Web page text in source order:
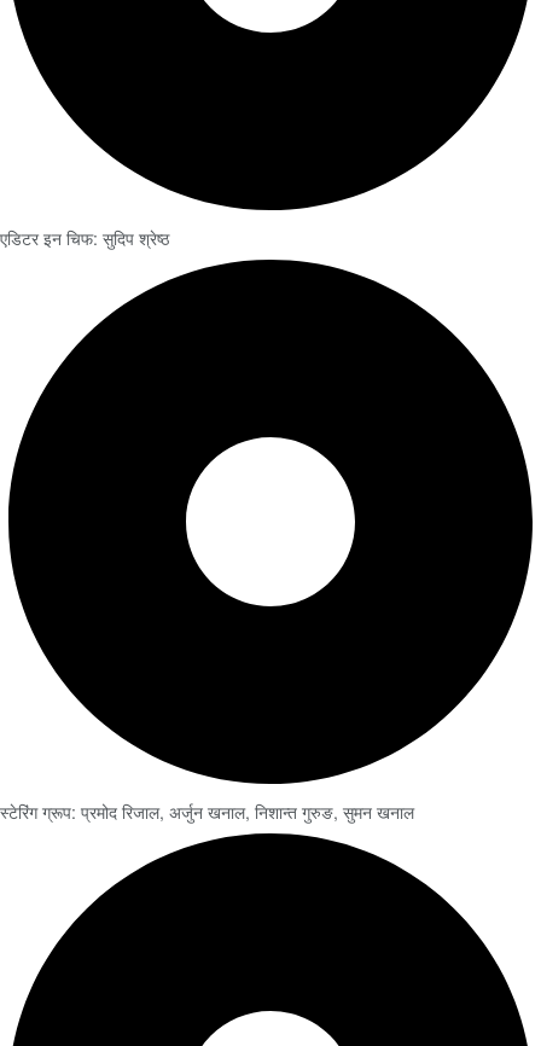
एडिटर इन चिफ: सुदिप श्रेष्ठ
स्टेरिंग ग्रूप: प्रमोद रिजाल, अर्जुन खनाल, निशान्त गुरुङ, सुमन खनाल